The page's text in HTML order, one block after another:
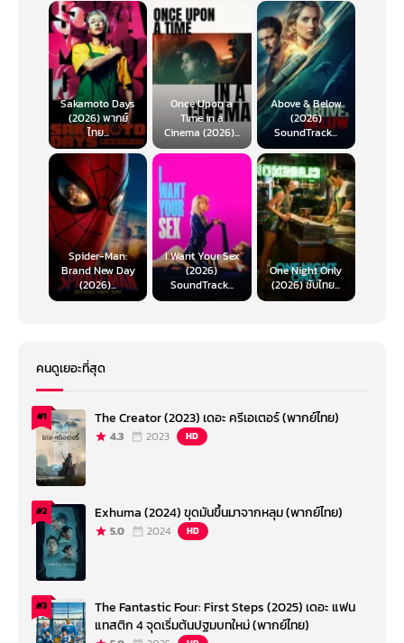
Sakamoto Days
(2026) พากย์
ไทย...
Once Upon a
Time in a
Cinema (2026)...
Above & Below
(2026)
SoundTrack...
Spider-Man:
Brand New Day
(2026)...
I Want Your Sex
(2026)
SoundTrack...
One Night Only
(2026) ซับไทย...
คนดูเยอะที่สุด
#1 The Creator (2023) เดอะ ครีเอเตอร์ (พากย์ไทย)
4.3 2023 HD
#2 Exhuma (2024) ขุดมันขึ้นมาจากหลุม (พากย์ไทย)
5.0 2024 HD
#3
The Fantastic Four: First Steps (2025) เดอะ แฟน
แทสติก 4 จุดเริ่มต้นปฐมบทใหม่ (พากย์ไทย)